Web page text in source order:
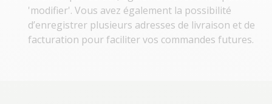
'modifier'. Vous avez également la possibilité
d’enregistrer plusieurs adresses de livraison et de
facturation pour faciliter vos commandes futures.